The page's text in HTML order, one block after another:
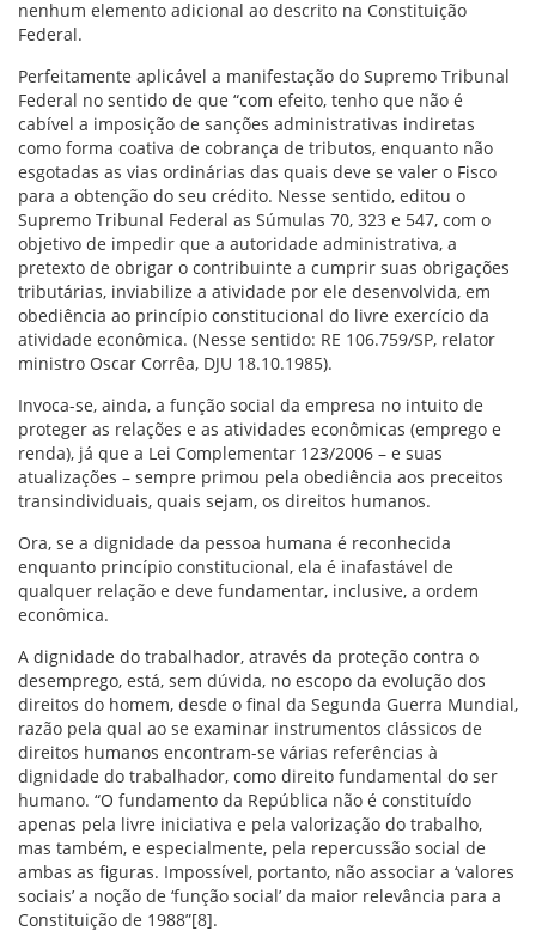
nenhum elemento adicional ao descrito na Constituição
Federal.
Perfeitamente aplicável a manifestação do Supremo Tribunal
Federal no sentido de que “com efeito, tenho que não é
cabível a imposição de sanções administrativas indiretas
como forma coativa de cobrança de tributos, enquanto não
esgotadas as vias ordinárias das quais deve se valer o Fisco
para a obtenção do seu crédito. Nesse sentido, editou o
Supremo Tribunal Federal as Súmulas 70, 323 e 547, com o
objetivo de impedir que a autoridade administrativa, a
pretexto de obrigar o contribuinte a cumprir suas obrigações
tributárias, inviabilize a atividade por ele desenvolvida, em
obediência ao princípio constitucional do livre exercício da
atividade econômica. (Nesse sentido: RE 106.759/SP, relator
ministro Oscar Corrêa, DJU 18.10.1985).
Invoca-se, ainda, a função social da empresa no intuito de
proteger as relações e as atividades econômicas (emprego e
renda), já que a Lei Complementar 123/2006 – e suas
atualizações – sempre primou pela obediência aos preceitos
transindividuais, quais sejam, os direitos humanos.
Ora, se a dignidade da pessoa humana é reconhecida
enquanto princípio constitucional, ela é inafastável de
qualquer relação e deve fundamentar, inclusive, a ordem
econômica.
A dignidade do trabalhador, através da proteção contra o
desemprego, está, sem dúvida, no escopo da evolução dos
direitos do homem, desde o final da Segunda Guerra Mundial,
razão pela qual ao se examinar instrumentos clássicos de
direitos humanos encontram-se várias referências à
dignidade do trabalhador, como direito fundamental do ser
humano. “O fundamento da República não é constituído
apenas pela livre iniciativa e pela valorização do trabalho,
mas também, e especialmente, pela repercussão social de
ambas as figuras. Impossível, portanto, não associar a ‘valores
sociais’ a noção de ‘função social’ da maior relevância para a
Constituição de 1988”[8].